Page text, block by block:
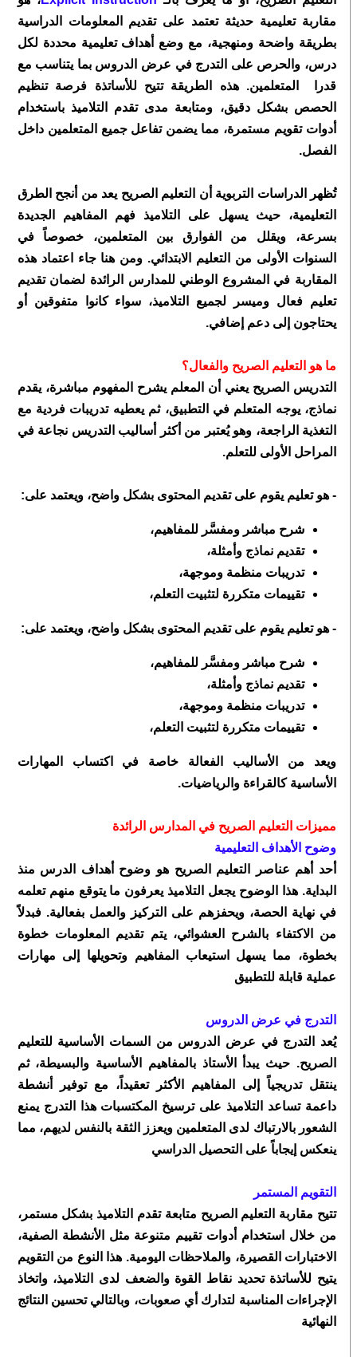
مقاربة تعليمية حديثة تعتمد على تقديم المعلومات الدراسية
بطريقة واضحة ومنهجية، مع وضع أهداف تعليمية محددة لكل
درس، والحرص على التدرج في عرض الدروس بما يتناسب مع
قدرا المتعلمين. هذه الطريقة تتيح للأساتذة فرصة تنظيم
الحصص بشكل دقيق، ومتابعة مدى تقدم التلاميذ باستخدام
أدوات تقويم مستمرة، مما يضمن تفاعل جميع المتعلمين داخل
الفصل.
تُظهر الدراسات التربوية أن التعليم الصريح يعد من أنجح الطرق
التعليمية، حيث يسهل على التلاميذ فهم المفاهيم الجديدة
بسرعة، ويقلل من الفوارق بين المتعلمين، خصوصاً في
السنوات الأولى من التعليم الابتدائي. ومن هنا جاء اعتماد هذه
المقاربة في المشروع الوطني للمدارس الرائدة لضمان تقديم
تعليم فعال وميسر لجميع التلاميذ، سواء كانوا متفوقين أو
يحتاجون إلى دعم إضافي.
ما هو التعليم الصريح والفعال؟
التدريس الصريح يعني أن المعلم يشرح المفهوم مباشرة، يقدم
نماذج، يوجه المتعلم في التطبيق، ثم يعطيه تدريبات فردية مع
التغذية الراجعة، وهو يُعتبر من أكثر أساليب التدريس نجاعة في
المراحل الأولى للتعلم.
- هو تعليم يقوم على تقديم المحتوى بشكل واضح، ويعتمد على:
شرح مباشر ومفسَّر للمفاهيم،
تقديم نماذج وأمثلة،
تدريبات منظمة وموجهة،
تقييمات متكررة لتثبيت التعلم،
- هو تعليم يقوم على تقديم المحتوى بشكل واضح، ويعتمد على:
شرح مباشر ومفسَّر للمفاهيم،
تقديم نماذج وأمثلة،
تدريبات منظمة وموجهة،
تقييمات متكررة لتثبيت التعلم،
ويعد من الأساليب الفعالة خاصة في اكتساب المهارات
الأساسية كالقراءة والرياضيات.
مميزات التعليم الصريح في المدارس الرائدة
وضوح الأهداف التعليمية
أحد أهم عناصر التعليم الصريح هو وضوح أهداف الدرس منذ
البداية. هذا الوضوح يجعل التلاميذ يعرفون ما يتوقع منهم تعلمه
في نهاية الحصة، ويحفزهم على التركيز والعمل بفعالية. فبدلاً
من الاكتفاء بالشرح العشوائي، يتم تقديم المعلومات خطوة
بخطوة، مما يسهل استيعاب المفاهيم وتحويلها إلى مهارات
عملية قابلة للتطبيق
التدرج في عرض الدروس
يُعد التدرج في عرض الدروس من السمات الأساسية للتعليم
الصريح. حيث يبدأ الأستاذ بالمفاهيم الأساسية والبسيطة، ثم
ينتقل تدريجياً إلى المفاهيم الأكثر تعقيداً، مع توفير أنشطة
داعمة تساعد التلاميذ على ترسيخ المكتسبات هذا التدرج يمنع
الشعور بالارتباك لدى المتعلمين ويعزز الثقة بالنفس لديهم، مما
ينعكس إيجاباً على التحصيل الدراسي
التقويم المستمر
تتيح مقاربة التعليم الصريح متابعة تقدم التلاميذ بشكل مستمر،
من خلال استخدام أدوات تقييم متنوعة مثل الأنشطة الصفية،
الاختبارات القصيرة، والملاحظات اليومية. هذا النوع من التقويم
يتيح للأساتذة تحديد نقاط القوة والضعف لدى التلاميذ، واتخاذ
الإجراءات المناسبة لتدارك أي صعوبات، وبالتالي تحسين النتائج
النهائية